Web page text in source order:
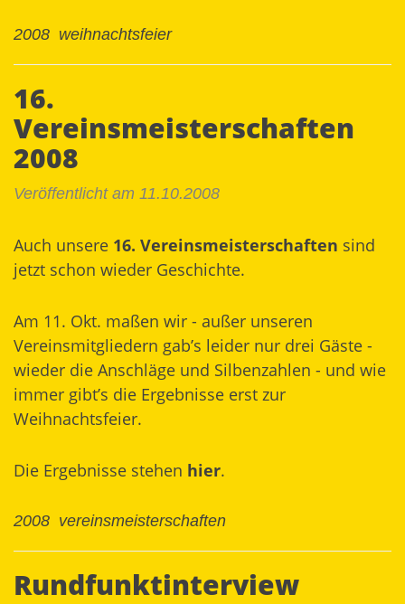
2008 weihnachtsfeier
16.
Vereinsmeisterschaften
2008
Veröffentlicht am 11.10.2008
Auch unsere 16. Vereinsmeisterschaften sind
jetzt schon wieder Geschichte.
Am 11. Okt. maßen wir - außer unseren
Vereinsmitgliedern gab’s leider nur drei Gäste -
wieder die Anschläge und Silbenzahlen - und wie
immer gibt’s die Ergebnisse erst zur
Weihnachtsfeier.
Die Ergebnisse stehen hier.
2008 vereinsmeisterschaften
Rundfunktinterview